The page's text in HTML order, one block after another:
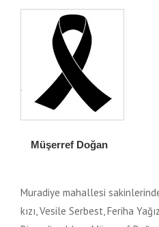
Müşerref Doğan
Muradiye mahallesi
kızı, Vesile Serbest, Feriha